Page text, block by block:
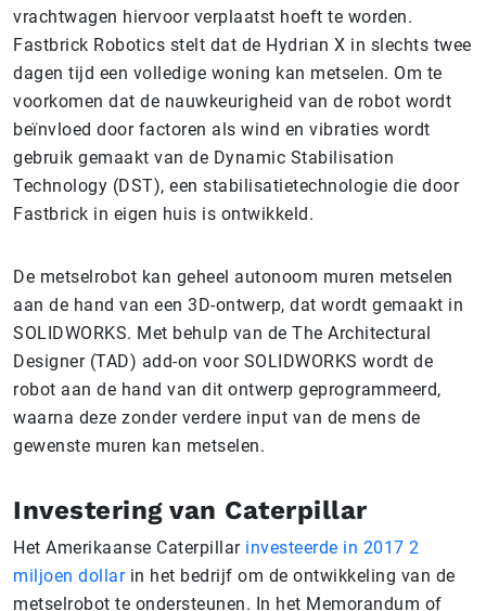
vrachtwagen hiervoor verplaatst hoeft te worden.
Fastbrick Robotics stelt dat de Hydrian X in slechts twee
dagen tijd een volledige woning kan metselen. Om te
voorkomen dat de nauwkeurigheid van de robot wordt
beïnvloed door factoren als wind en vibraties wordt
gebruik gemaakt van de Dynamic Stabilisation
Technology (DST), een stabilisatietechnologie die door
Fastbrick in eigen huis is ontwikkeld.
De metselrobot kan geheel autonoom muren metselen
aan de hand van een 3D-ontwerp, dat wordt gemaakt in
SOLIDWORKS. Met behulp van de The Architectural
Designer (TAD) add-on voor SOLIDWORKS wordt de
robot aan de hand van dit ontwerp geprogrammeerd,
waarna deze zonder verdere input van de mens de
gewenste muren kan metselen.
Investering van Caterpillar
Het Amerikaanse Caterpillar investeerde in 2017 2
miljoen dollarin het bedrijf om de ontwikkeling van de
metselrobot te ondersteunen. In het Memorandum of